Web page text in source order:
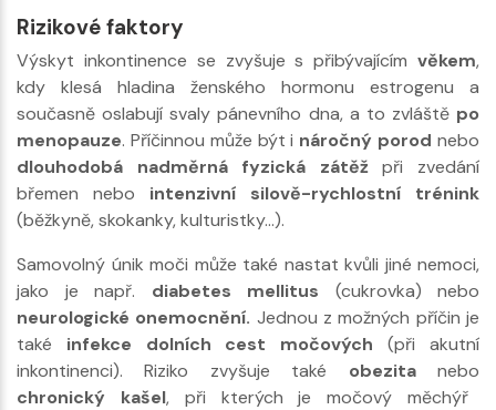
Rizikové faktory
Výskyt inkontinence se zvyšuje s přibývajícím věkem,
kdy klesá hladina ženského hormonu estrogenu a
současně oslabují svaly pánevního dna, a to zvláštěpo
menopauze. Příčinnou může být i náročný porodnebo
dlouhodobá nadměrná fyzická zátěžpři zvedání
břemen nebo intenzivní silově-rychlostní trénink
(běžkyně, skokanky, kulturistky…).
Samovolný únik moči může také nastat kvůli jiné nemoci,
jako je např. diabetes mellitus (cukrovka) nebo
neurologické onemocnění. Jednou z možných příčin je
také infekce dolních cest močových (při akutní
inkontinenci). Riziko zvyšuje také obezitanebo
chronický kašel, při kterých je močový měchýř